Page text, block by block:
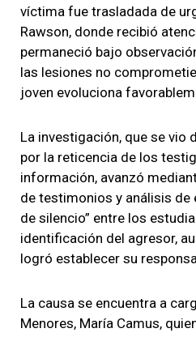
víctima fue trasladada de
Rawson, donde recibió
permaneció bajo
las lesiones no
joven evoluciona
La investigación, que se vio
por la reticencia de los
información, avanzó
de testimonios y análisis de
de silencio” entre los
identificación del agresor,
logró establecer su
La causa se encuentra a
Menores, María Camus,